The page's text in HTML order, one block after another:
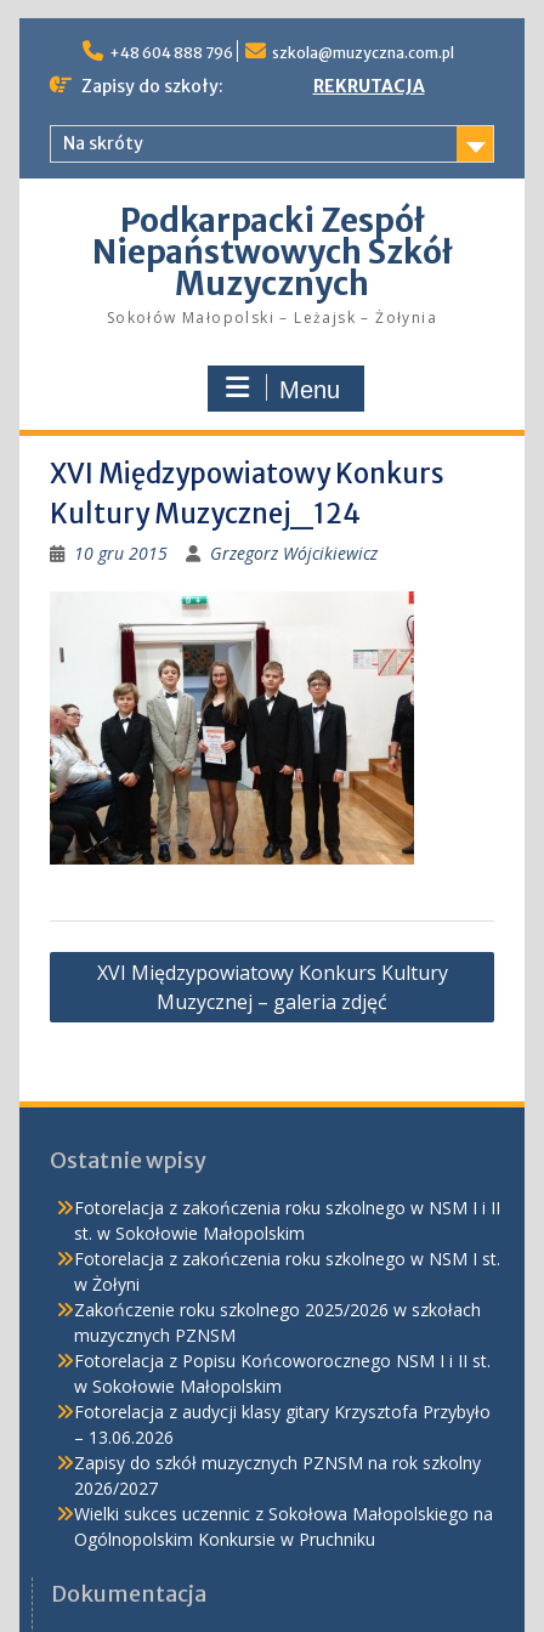
content
+48 604 888 796 szkola@muzyczna.com.pl
Zapisy do szkoły: REKRUTACJA
Na skróty
Podkarpacki Zespół
Niepaństwowych Szkół
Muzycznych
Sokołów Małopolski – Leżajsk – Żołynia
Menu
XVI Międzypowiatowy Konkurs
Kultury Muzycznej_124
10 gru 2015 Grzegorz Wójcikiewicz
Nawigacja
XVI Międzypowiatowy Konkurs Kultury
Muzycznej – galeria zdjęć
Ostatnie wpisy
Fotorelacja z zakończenia roku szkolnego w NSM I i II
st. w Sokołowie Małopolskim
Fotorelacja z zakończenia roku szkolnego w NSM I st.
w Żołyni
Zakończenie roku szkolnego 2025/2026 w szkołach
muzycznych PZNSM
Fotorelacja z Popisu Końcoworocznego NSM I i II st.
w Sokołowie Małopolskim
Fotorelacja z audycji klasy gitary Krzysztofa Przybyło
– 13.06.2026
Zapisy do szkół muzycznych PZNSM na rok szkolny
2026/2027
Wielki sukces uczennic z Sokołowa Małopolskiego na
Ogólnopolskim Konkursie w Pruchniku
Dokumentacja